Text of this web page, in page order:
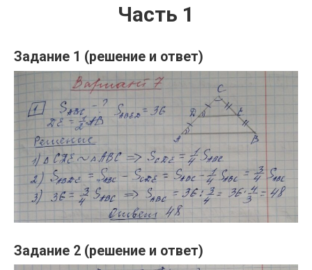
Часть 1
Задание 1 (решение и ответ)
Задание 2 (решение и ответ)